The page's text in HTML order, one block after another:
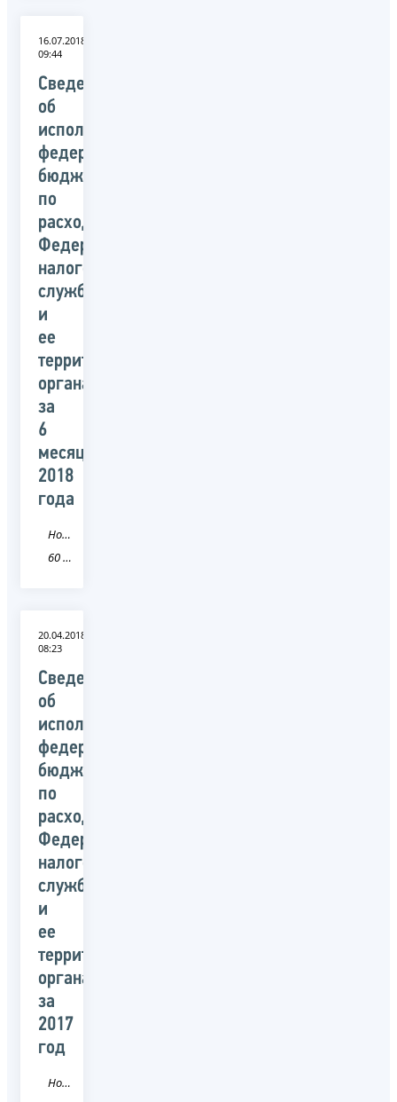
16.07.2018
09:44
Сведения
об
исполнении
федерального
бюджета
по
расходам
Федеральной
налоговой
службой
и
ее
территориальными
органами
за
6
месяцев
2018
года
Новость
60 Псковская область
20.04.2018
08:23
Сведения
об
исполнении
федерального
бюджета
по
расходам
Федеральной
налоговой
службой
и
ее
территориальными
органами
за
2017
год
Новость